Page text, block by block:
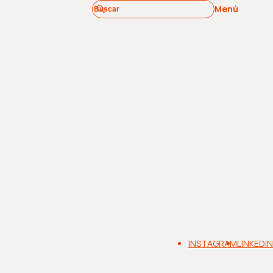
INSTAGRAMLINKEDIN
Menú